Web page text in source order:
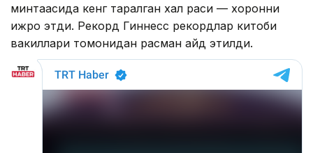
минтақасида кенг тарқалган халқ рақси — хоронни
ижро этди. Рекорд Гиннесс рекордлар китоби
вакиллари томонидан расман қайд этилди.